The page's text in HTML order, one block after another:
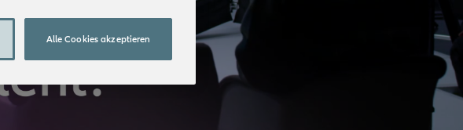
Alle Cookies akzeptieren